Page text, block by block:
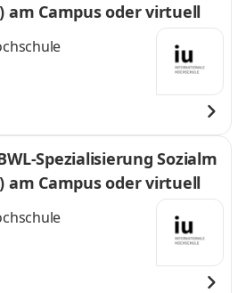
am Campus oder virtuell
Spezialisierung Sozialm
am Campus oder virtuell